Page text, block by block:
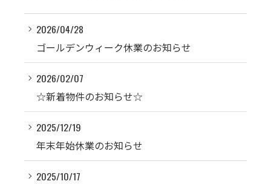
2026/04/28
ゴールデンウィーク休業のお知らせ
2026/02/07
☆新着物件のお知らせ☆
2025/12/19
年末年始休業のお知らせ
2025/10/17